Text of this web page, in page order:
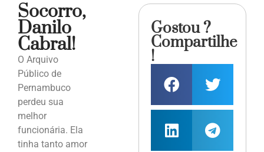
Socorro,
Danilo
Cabral!
O Arquivo
Público de
Pernambuco
perdeu sua
melhor
funcionária. Ela
tinha tanto amor
Gostou ?
Compartilhe
!